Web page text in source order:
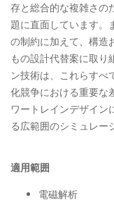
存と総合的な複雑さの
題に直面しています。
の制約に加えて、構造
もの設計代替案に取り
ン技術は、これらすべ
化競争における重要な
ワートレインデザイン
る広範囲のシミュレー
適用範囲
電磁解析